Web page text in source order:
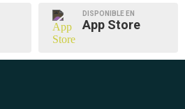
DISPONIBLE EN
App Store